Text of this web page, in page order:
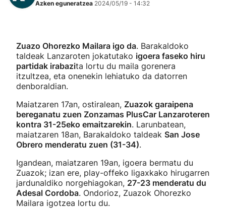
Azken eguneratzea 2024/05/19 - 14:32
Zuazo Ohorezko Mailara igo da. Barakaldoko
taldeak Lanzaroten jokatutako igoera faseko hiru
partidak irabazita lortu du maila gorenera
itzultzea, eta onenekin lehiatuko da datorren
denboraldian.
Maiatzaren 17an, ostiralean, Zuazok garaipena
bereganatu zuen Zonzamas PlusCar Lanzaroteren
kontra 31-25eko emaitzarekin. Larunbatean,
maiatzaren 18an, Barakaldoko taldeak San Jose
Obrero menderatu zuen (31-34).
Igandean, maiatzaren 19an, igoera bermatu du
Zuazok; izan ere, play-offeko ligaxkako hirugarren
jardunaldiko norgehiagokan, 27-23 menderatu du
Adesal Cordoba. Ondorioz, Zuazok Ohorezko
Mailara igotzea lortu du.